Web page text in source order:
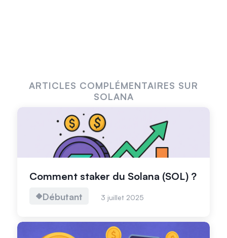
ARTICLES COMPLÉMENTAIRES SUR
SOLANA
Comment staker du Solana (SOL) ?
Débutant 3 juillet 2025